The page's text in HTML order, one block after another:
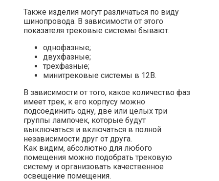
Также изделия могут различаться по виду
шинопровода. В зависимости от этого
показателя трековые системы бывают:
однофазные;
двухфазные;
трехфазные;
минитрековые системы в 12В.
В зависимости от того, какое количество фаз
имеет трек, к его корпусу можно
подсоединить одну, две или целых три
группы лампочек, которые будут
выключаться и включаться в полной
независимости друг от друга.
Как видим, абсолютно для любого
помещения можно подобрать трековую
систему и организовать качественное
освещение помещения.